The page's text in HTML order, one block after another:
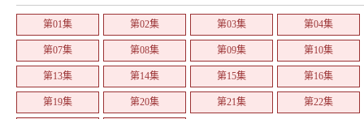
第01集 第02集 第03集 第04集
第07集 第08集 第09集 第10集
第13集 第14集 第15集 第16集
第19集 第20集 第21集 第22集